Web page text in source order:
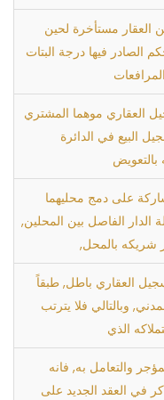
مستأخرة لحين
الصادر فيها درجة البتات
العقاري موهما المشتري
البيع في الدائرة
بالتعويض
على دمج محليهما
الدار الفاصل بين المحلين,
شريكه بالمحل,
العقاري باطل, طبقاً
القانون المدني, وبالتالي فلا يترتب
الذي
والتعامل به, فانه
في العقد الجديد على